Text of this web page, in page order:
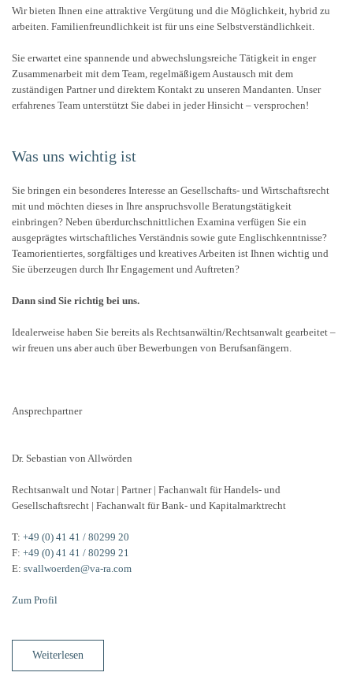
Wir bieten Ihnen eine attraktive Vergütung und die Möglichkeit, hybrid zu
arbeiten. Familienfreundlichkeit ist für uns eine Selbstverständlichkeit.
Sie erwartet eine spannende und abwechslungsreiche Tätigkeit in enger
Zusammenarbeit mit dem Team, regelmäßigem Austausch mit dem
zuständigen Partner und direktem Kontakt zu unseren Mandanten. Unser
erfahrenes Team unterstützt Sie dabei in jeder Hinsicht – versprochen!
Was uns wichtig ist
Sie bringen ein besonderes Interesse an Gesellschafts- und Wirtschaftsrecht
mit und möchten dieses in Ihre anspruchsvolle Beratungstätigkeit
einbringen? Neben überdurchschnittlichen Examina verfügen Sie ein
ausgeprägtes wirtschaftliches Verständnis sowie gute Englischkenntnisse?
Teamorientiertes, sorgfältiges und kreatives Arbeiten ist Ihnen wichtig und
Sie überzeugen durch Ihr Engagement und Auftreten?
Dann sind Sie richtig bei uns.
Idealerweise haben Sie bereits als Rechtsanwältin/Rechtsanwalt gearbeitet –
wir freuen uns aber auch über Bewerbungen von Berufsanfängern.
Ansprechpartner
Dr. Sebastian von Allwörden
Rechtsanwalt und Notar | Partner | Fachanwalt für Handels- und
Gesellschaftsrecht | Fachanwalt für Bank- und Kapitalmarktrecht
T: +49 (0) 41 41 / 80299 20
F: +49 (0) 41 41 / 80299 21
E: svallwoerden@va-ra.com
Zum Profil
Weiterlesen